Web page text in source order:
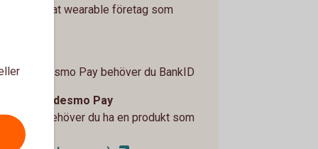
annat wearable företag som
till Fidesmo Pay behöver du BankID
stöder Fidesmo Pay
Pay behöver du ha en produkt som